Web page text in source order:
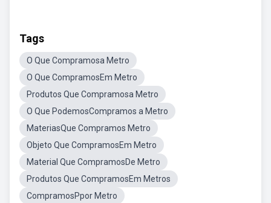
Tags
O Que Compramosa Metro
O Que CompramosEm Metro
Produtos Que Compramosa Metro
O Que PodemosCompramos a Metro
MateriasQue Compramos Metro
Objeto Que CompramosEm Metro
Material Que CompramosDe Metro
Produtos Que CompramosEm Metros
CompramosPpor Metro